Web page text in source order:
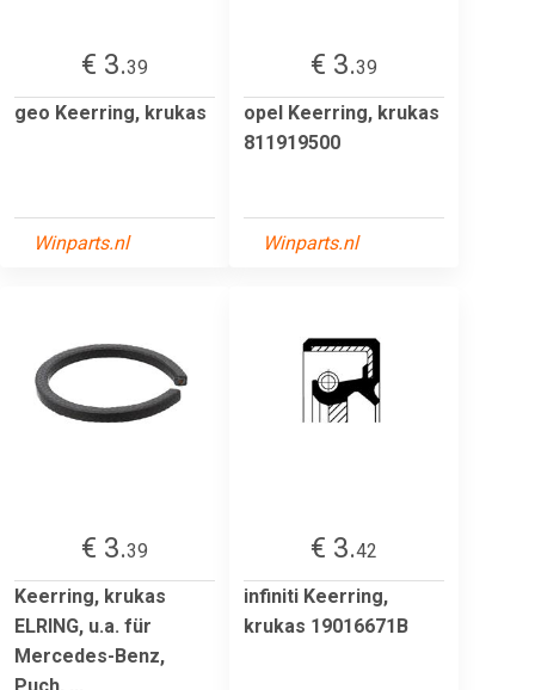
€ 3.39
geo Keerring, krukas
Winparts.nl
€ 3.39
opel Keerring, krukas
811919500
Winparts.nl
€ 3.39
Keerring, krukas
ELRING, u.a. für
Mercedes-Benz,
€ 3.42
infiniti Keerring,
krukas 19016671B